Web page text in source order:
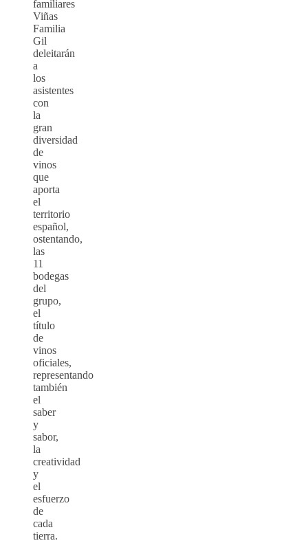
familiares
Viñas
Familia
Gil
deleitarán
a
los
asistentes
con
la
gran
diversidad
de
vinos
que
aporta
el
territorio
español,
ostentando,
las
11
bodegas
del
grupo,
el
título
de
vinos
oficiales,
representando
también
el
saber
y
sabor,
la
creatividad
y
el
esfuerzo
de
cada
tierra.